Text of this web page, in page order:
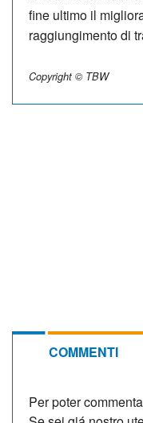
fine ultimo il
raggiungimento di
Copyright © TBW
COMMENTI
Per poter